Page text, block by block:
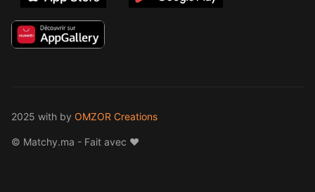
2025 with by OMZOR Creations
© Matchy.ma - Fait avec ❤️